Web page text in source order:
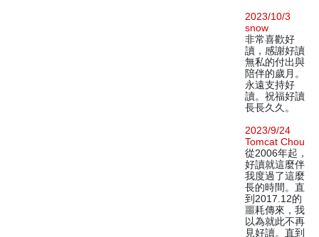
2023/10/3
snow
非常喜歡好
讀，感謝好讀
無私的付出與
陪伴的歲月。
永遠支持好
讀。祝福好讀
長長久久。
2023/9/24
Tomcat Chou
從2006年起，
好讀就這麼伴
我度過了這麼
長的時間。直
到2017.12的
噩耗傳來，我
以為就此不再
見好讀。直到